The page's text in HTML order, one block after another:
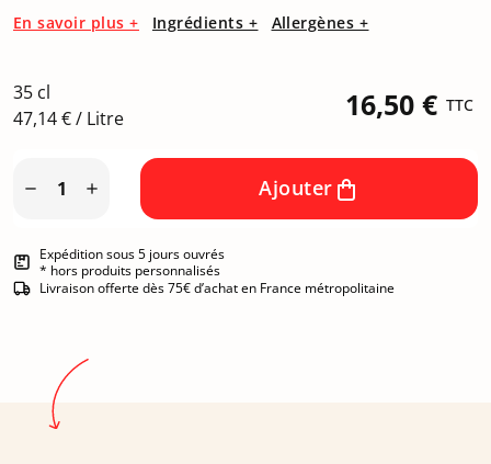
En savoir plus + Ingrédients + Allergènes +
35 cl
47,14 € / Litre
16,50 € TTC
  Ajouter
Expédition sous 5 jours ouvrés
* hors produits personnalisés
Livraison offerte dès 75€ d’achat en France métropolitaine